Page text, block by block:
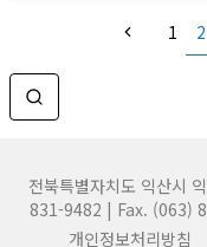
1 2
전북특별자치도 익산시
831-9482 | Fax.
개인정보처리방침